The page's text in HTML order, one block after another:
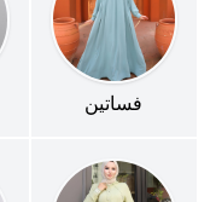
فساتين